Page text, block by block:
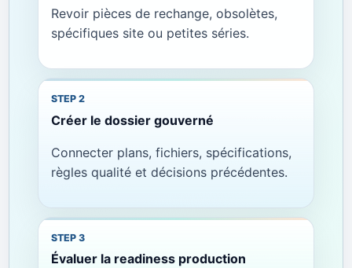
Revoir pièces de rechange, obsolètes,
spécifiques site ou petites séries.
Créer le dossier gouverné
Connecter plans, fichiers, spécifications,
règles qualité et décisions précédentes.
Évaluer la readiness production